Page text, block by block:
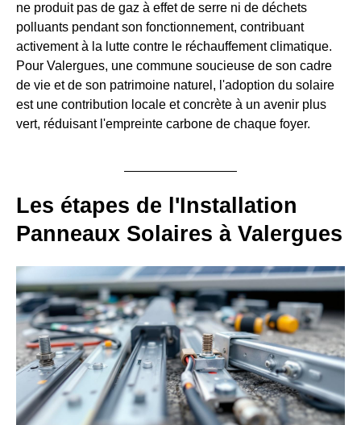
ne produit pas de gaz à effet de serre ni de déchets
polluants pendant son fonctionnement, contribuant
activement à la lutte contre le réchauffement climatique.
Pour Valergues, une commune soucieuse de son cadre
de vie et de son patrimoine naturel, l'adoption du solaire
est une contribution locale et concrète à un avenir plus
vert, réduisant l'empreinte carbone de chaque foyer.
Les étapes de l'Installation
Panneaux Solaires à Valergues